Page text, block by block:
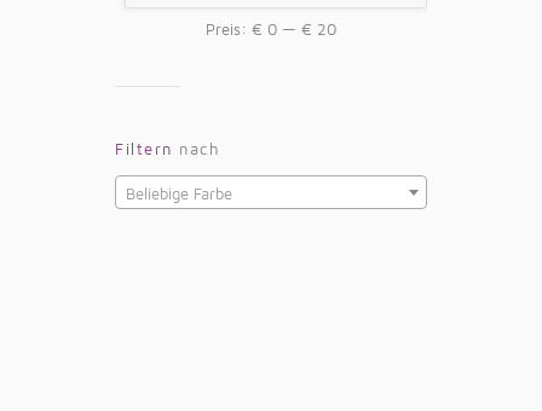
Preis: € 0 — € 20
Filtern nach
Beliebige Farbe